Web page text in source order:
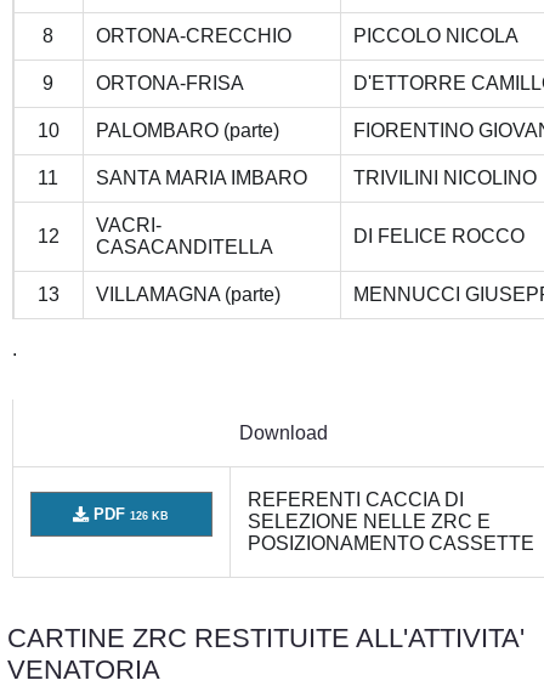
8 ORTONA-CRECCHIO PICCOLO NICOLA
9 ORTONA-FRISA D'ETTORRE
10 PALOMBARO (parte) FIORENTINO
11 SANTA MARIA IMBARO TRIVILINI NICOLINO
12
VACRI-
CASACANDITELLA
DI FELICE ROCCO
13 VILLAMAGNA (parte) MENNUCCI
.
Download
PDF126 KB
REFERENTI CACCIA DI
SELEZIONE NELLE ZRC E
POSIZIONAMENTO CASSETTE
CARTINE ZRC RESTITUITE ALL'ATTIVITA'
VENATORIA